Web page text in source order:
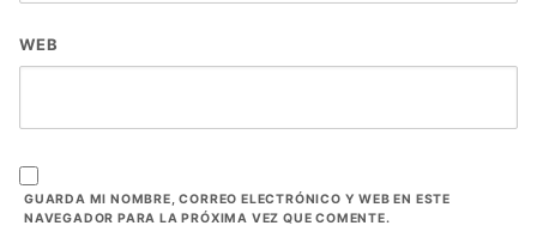
WEB
GUARDA MI NOMBRE, CORREO ELECTRÓNICO Y WEB EN ESTE
NAVEGADOR PARA LA PRÓXIMA VEZ QUE COMENTE.